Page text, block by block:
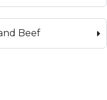
Beef